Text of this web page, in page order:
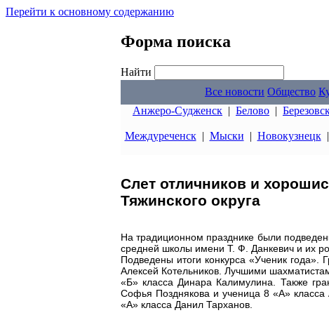
Перейти к основному содержанию
Форма поиска
Найти
Все новости Общество
Анжеро-Судженск | Белово |
Междуреченск| Мыски | Новокузнецк|
Слет отличников и
Тяжинского округа
На традиционном празднике были
средней школы имени Т. Ф. Данкевич и их
Подведены итоги конкурса «Ученик
Алексей Котельников. Лучшими
«Б» класса Динара Калимулина. Также
Софья Позднякова и ученица 8 «А» класса
«А» класса Данил Тарханов.